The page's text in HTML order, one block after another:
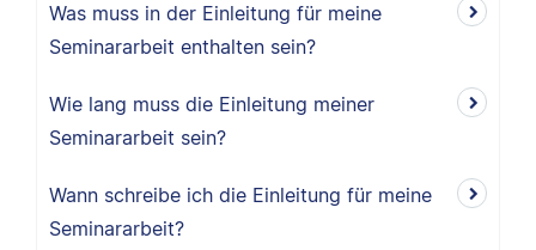
Was muss in der Einleitung für meine
Seminararbeit enthalten sein?
Wie lang muss die Einleitung meiner
Seminararbeit sein?
Wann schreibe ich die Einleitung für meine
Seminararbeit?